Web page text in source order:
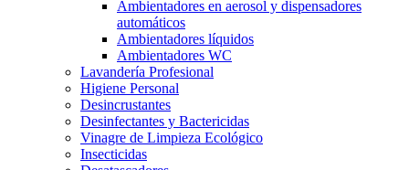
Ambientadores en aerosol y dispensadores
automáticos
Ambientadores líquidos
Ambientadores WC
Lavandería Profesional
Higiene Personal
Desincrustantes
Desinfectantes y Bactericidas
Vinagre de Limpieza Ecológico
Insecticidas